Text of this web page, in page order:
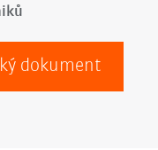
dokument